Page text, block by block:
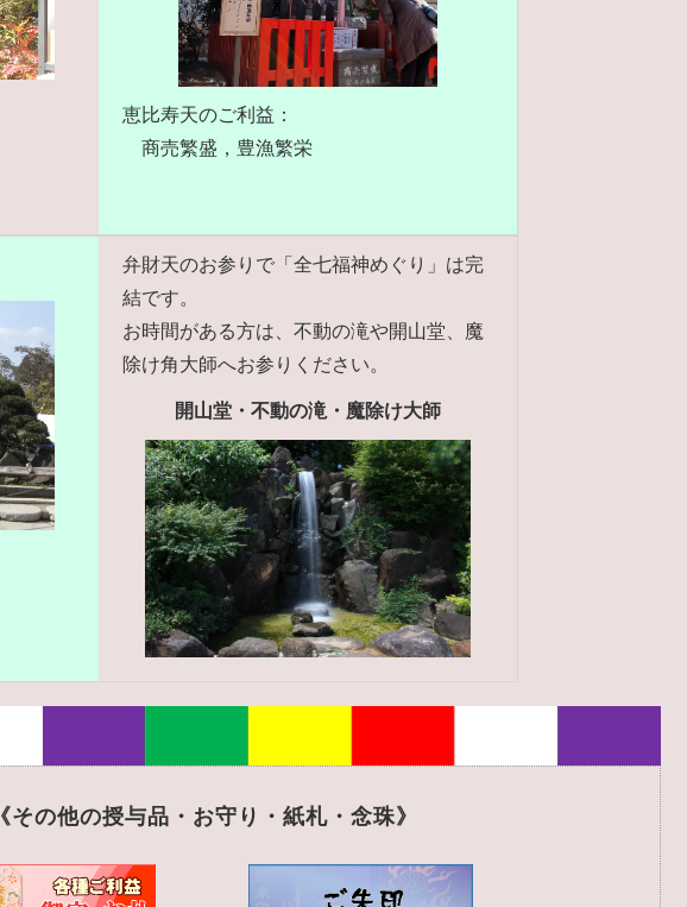
恵比寿天のご利益：
商売繁盛，豊漁繁栄
弁財天のお参りで「全七福神めぐり」は完
結です。
お時間がある方は、不動の滝や開山堂、魔
除け角大師へお参りください。
開山堂・不動の滝・魔除け大師
《その他の授与品・お守り・紙札・念珠》